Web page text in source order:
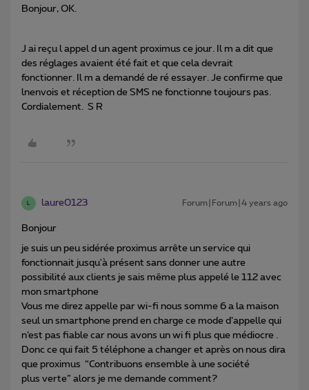
Bonjour, OK.
J ai reçu l appel d un agent proximus ce jour. Il m a dit que
des réglages avaient été fait et que cela devrait
fonctionner. Il m a demandé de ré essayer. Je confirme que
lnenvois et réception de SMS ne fonctionne toujours pas.
Cordialement. S R
laure0123 Forum|Forum|4 years ago
Bonjour
je suis un peu sidérée proximus arrête un service qui
fonctionnait jusqu'à présent sans donner une autre
possibilité aux clients je sais même plus appelé le 112 avec
mon smartphone
Vous me direz appelle par wi-fi nous somme 6 a la maison
seul un smartphone prend en charge ce mode d’appelle qui
n’est pas fiable car nous avons un wi fi plus que médiocre .
Donc ce qui fait 5 téléphone a changer et après on nous dira
que proximus “Contribuons ensemble à une société
plus verte” alors je me demande comment?